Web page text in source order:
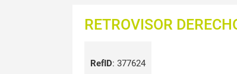
RETROVISOR
RefID: 377624